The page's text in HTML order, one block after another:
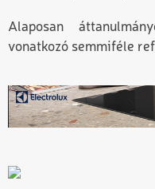
Alaposan
vonatkozó semmiféle